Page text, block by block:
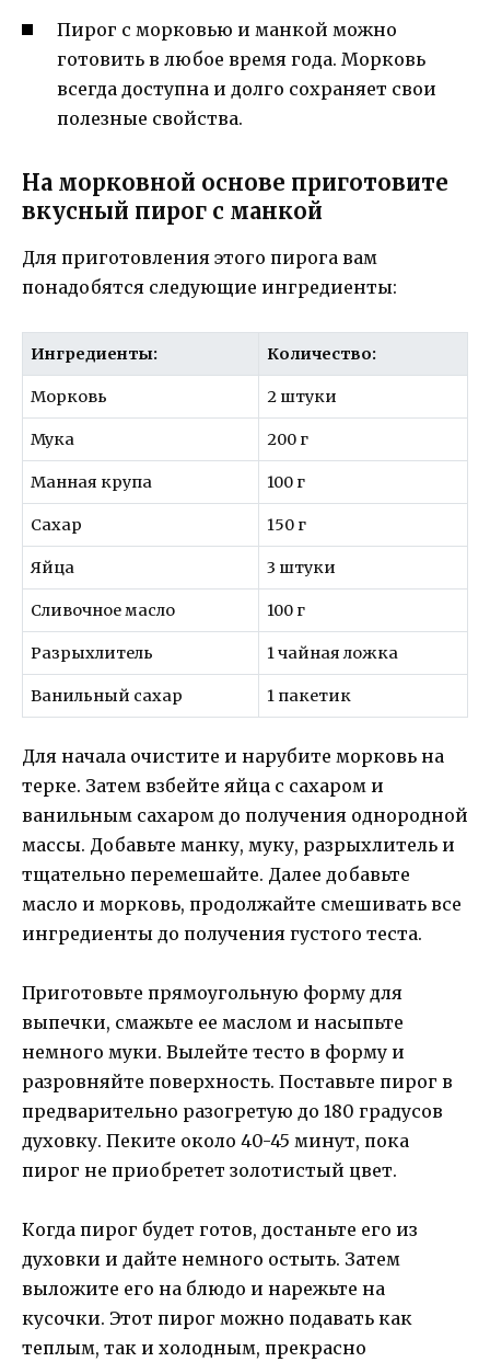
Пирог с морковью и манкой можно
готовить в любое время года. Морковь
всегда доступна и долго сохраняет свои
полезные свойства.
На морковной основе приготовите
вкусный пирог с манкой
Для приготовления этого пирога вам
понадобятся следующие ингредиенты:
Ингредиенты: Количество:
Морковь 2 штуки
Мука 200 г
Манная крупа 100 г
Сахар 150 г
Яйца 3 штуки
Сливочное масло 100 г
Разрыхлитель 1 чайная ложка
Ванильный сахар 1 пакетик
Для начала очистите и нарубите морковь на
терке. Затем взбейте яйца с сахаром и
ванильным сахаром до получения однородной
массы. Добавьте манку, муку, разрыхлитель и
тщательно перемешайте. Далее добавьте
масло и морковь, продолжайте смешивать все
ингредиенты до получения густого теста.
Приготовьте прямоугольную форму для
выпечки, смажьте ее маслом и насыпьте
немного муки. Вылейте тесто в форму и
разровняйте поверхность. Поставьте пирог в
предварительно разогретую до 180 градусов
духовку. Пеките около 40-45 минут, пока
пирог не приобретет золотистый цвет.
Когда пирог будет готов, достаньте его из
духовки и дайте немного остыть. Затем
выложите его на блюдо и нарежьте на
кусочки. Этот пирог можно подавать как
теплым, так и холодным, прекрасно